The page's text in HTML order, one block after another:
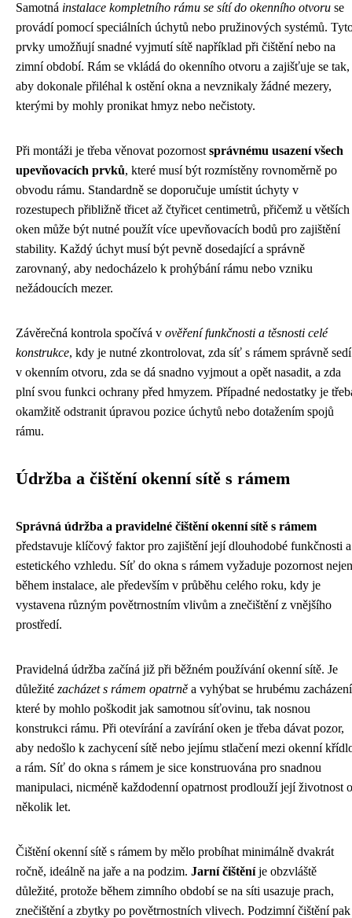
Samotná instalace kompletního rámu se sítí do okenního otvoru se
provádí pomocí speciálních úchytů nebo pružinových systémů.
prvky umožňují snadné vyjmutí sítě například při čištění nebo na
zimní období. Rám se vkládá do okenního otvoru a zajišťuje se tak,
aby dokonale přiléhal k ostění okna a nevznikaly žádné mezery,
kterými by mohly pronikat hmyz nebo nečistoty.
Při montáži je třeba věnovat pozornost správnému usazení všech
upevňovacích prvků, které musí být rozmístěny rovnoměrně po
obvodu rámu. Standardně se doporučuje umístit úchyty v
rozestupech přibližně třicet až čtyřicet centimetrů, přičemž u větších
oken může být nutné použít více upevňovacích bodů pro zajištění
stability. Každý úchyt musí být pevně dosedající a správně
zarovnaný, aby nedocházelo k prohýbání rámu nebo vzniku
nežádoucích mezer.
Závěrečná kontrola spočívá v ověření funkčnosti a těsnosti celé
konstrukce, kdy je nutné zkontrolovat, zda síť s rámem správně sedí
v okenním otvoru, zda se dá snadno vyjmout a opět nasadit, a zda
plní svou funkci ochrany před hmyzem. Případné nedostatky je
okamžitě odstranit úpravou pozice úchytů nebo dotažením spojů
rámu.
Údržba a čištění okenní sítě s rámem
Správná údržba a pravidelné čištění okenní sítě s rámem
představuje klíčový faktor pro zajištění její dlouhodobé funkčnosti a
estetického vzhledu. Síť do okna s rámem vyžaduje pozornost nejen
během instalace, ale především v průběhu celého roku, kdy je
vystavena různým povětrnostním vlivům a znečištění z vnějšího
prostředí.
Pravidelná údržba začíná již při běžném používání okenní sítě. Je
důležité zacházet s rámem opatrně a vyhýbat se hrubému
které by mohlo poškodit jak samotnou síťovinu, tak nosnou
konstrukci rámu. Při otevírání a zavírání oken je třeba dávat pozor,
aby nedošlo k zachycení sítě nebo jejímu stlačení mezi okenní
a rám. Síť do okna s rámem je sice konstruována pro snadnou
manipulaci, nicméně každodenní opatrnost prodlouží její životnost o
několik let.
Čištění okenní sítě s rámem by mělo probíhat minimálně dvakrát
ročně, ideálně na jaře a na podzim. Jarní čištěníje obzvláště
důležité, protože během zimního období se na síti usazuje prach,
znečištění a zbytky po povětrnostních vlivech. Podzimní čištění pak